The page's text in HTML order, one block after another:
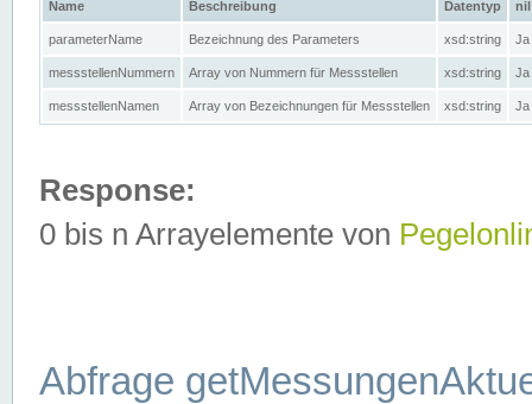
Name Beschreibung Datentyp nil
parameterName Bezeichnung des Parameters xsd:string Ja
messstellenNummern Array von Nummern für Messstellen xsd:string Ja
messstellenNamen Array von Bezeichnungen für Messstellen xsd:string Ja
Response:
0 bis n Arrayelemente von
Abfrage